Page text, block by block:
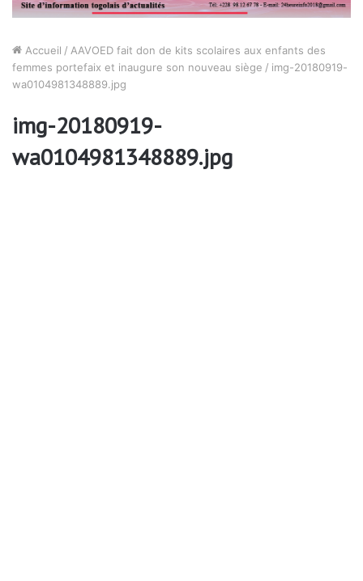
Accueil / AAVOED fait don de kits scolaires aux enfants des
femmes portefaix et inaugure son nouveau siège / img-20180919-
wa0104981348889.jpg
img-20180919-
wa0104981348889.jpg